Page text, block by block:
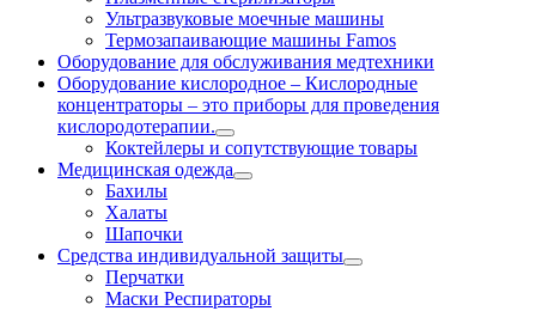
Ультразвуковые моечные машины
Термозапаивающие машины Famos
Оборудование для обслуживания медтехники
Оборудование кислородное – Кислородные
концентраторы – это приборы для проведения
кислородотерапии.
Коктейлеры и сопутствующие товары
Медицинская одежда
Бахилы
Халаты
Шапочки
Средства индивидуальной защиты
Перчатки
Маски Респираторы